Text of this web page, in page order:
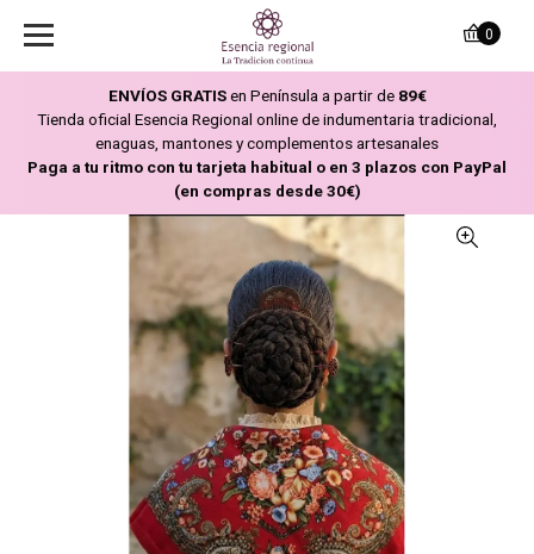
ENVÍOS GRATISen Península a partir de 89€
Tienda oficial Esencia Regional online de indumentaria tradicional,
enaguas, mantones y complementos artesanales
Paga a tu ritmo con tu tarjeta habitual o en 3 plazos con PayPal
(en compras desde 30€)
0